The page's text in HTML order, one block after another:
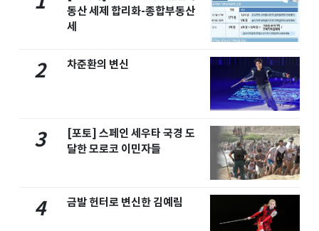
동산 세제 합리화-종합부동산
세
2 차준환의 변신
3
[포토] 스페인 세우타 국경 도
달한 모로코 이민자들
4 금발 헌터로 변신한 김예림